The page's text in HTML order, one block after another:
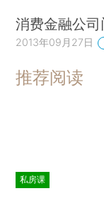
消费金融公
2013年09月27日
推荐阅读
私房课